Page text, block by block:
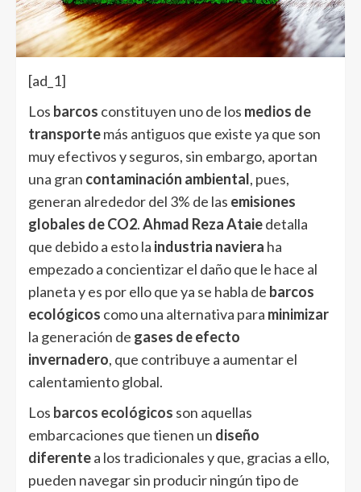
[ad_1]
Los barcos constituyen uno de los medios de
transportemás antiguos que existe ya que son
muy efectivos y seguros, sin embargo, aportan
una gran contaminación ambiental, pues,
generan alrededor del 3% de las emisiones
globales de CO2.Ahmad Reza Ataiedetalla
que debido a esto la industria naviera ha
empezado a concientizar el daño que le hace al
planeta y es por ello que ya se habla de barcos
ecológicos como una alternativa para minimizar
la generación de gases de efecto
invernadero, que contribuye a aumentar el
calentamiento global.
Los barcos ecológicos son aquellas
embarcaciones que tienen un diseño
diferentea los tradicionales y que, gracias a ello,
pueden navegar sin producir ningún tipo de